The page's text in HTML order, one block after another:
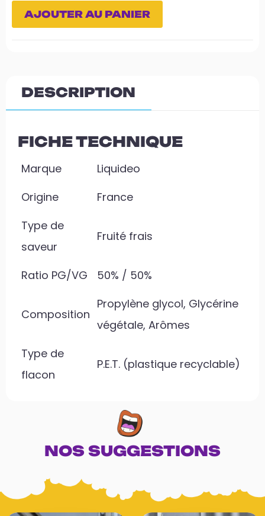
AJOUTER AU PANIER
DESCRIPTION
FICHE TECHNIQUE
Marque
Liquideo
Origine
France
Type de
saveur
Fruité frais
Ratio PG/VG 50% / 50%
Composition
Propylène glycol, Glycérine
végétale, Arômes
Type de
flacon
P.E.T. (plastique recyclable)
NOS SUGGESTIONS